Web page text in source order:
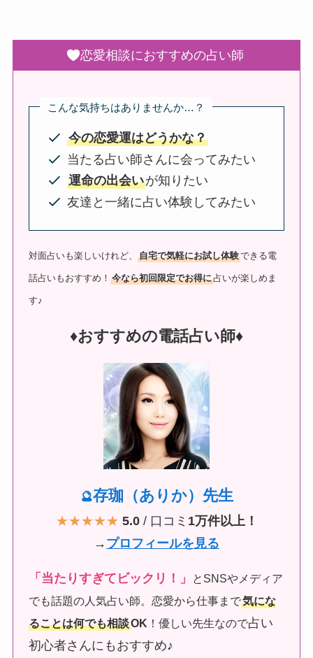
恋愛相談におすすめの占い師
こんな気持ちはありませんか…？
今の恋愛運はどうかな？
当たる占い師さんに会ってみたい
運命の出会いが知りたい
友達と一緒に占い体験してみたい
対面占いも楽しいけれど、自宅で気軽にお試し体験できる電
話占いもおすすめ！今なら初回限定でお得に占いが楽しめま
す♪
♦︎おすすめの電話占い師♦︎
🔮存珈（ありか）先生
★★★★★ 5.0/ 口コミ 1万件以上！
→ プロフィールを見る
「当たりすぎてビックリ！」
とSNSやメディア
でも話題の人気占い師。恋愛から仕事まで気にな
ることは何でも相談OK ！優しい先生なので占い
初心者さんにもおすすめ♪